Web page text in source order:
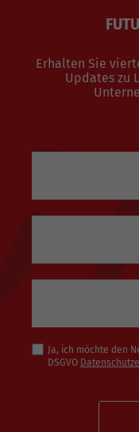
Erhalten Sie
Updates zu
Ja, ich möchte den
DSGVO